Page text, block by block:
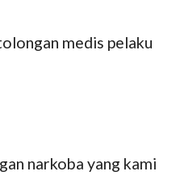
medis pelaku
narkoba yang kami